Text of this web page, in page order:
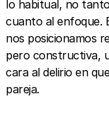
lo habitual, no
cuanto al enfoque.
nos posicionamos
pero constructiva,
cara al delirio en
pareja.